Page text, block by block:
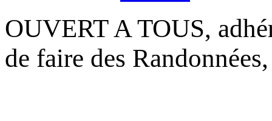
OUVERT A TOUS,
de faire des